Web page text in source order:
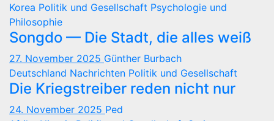
Korea Politik und Gesellschaft Psychologie und
Philosophie
Songdo — Die Stadt, die alles weiß
27. November 2025 Günther Burbach
Deutschland Nachrichten Politik und Gesellschaft
Die Kriegstreiber reden nicht nur
24. November 2025 Ped